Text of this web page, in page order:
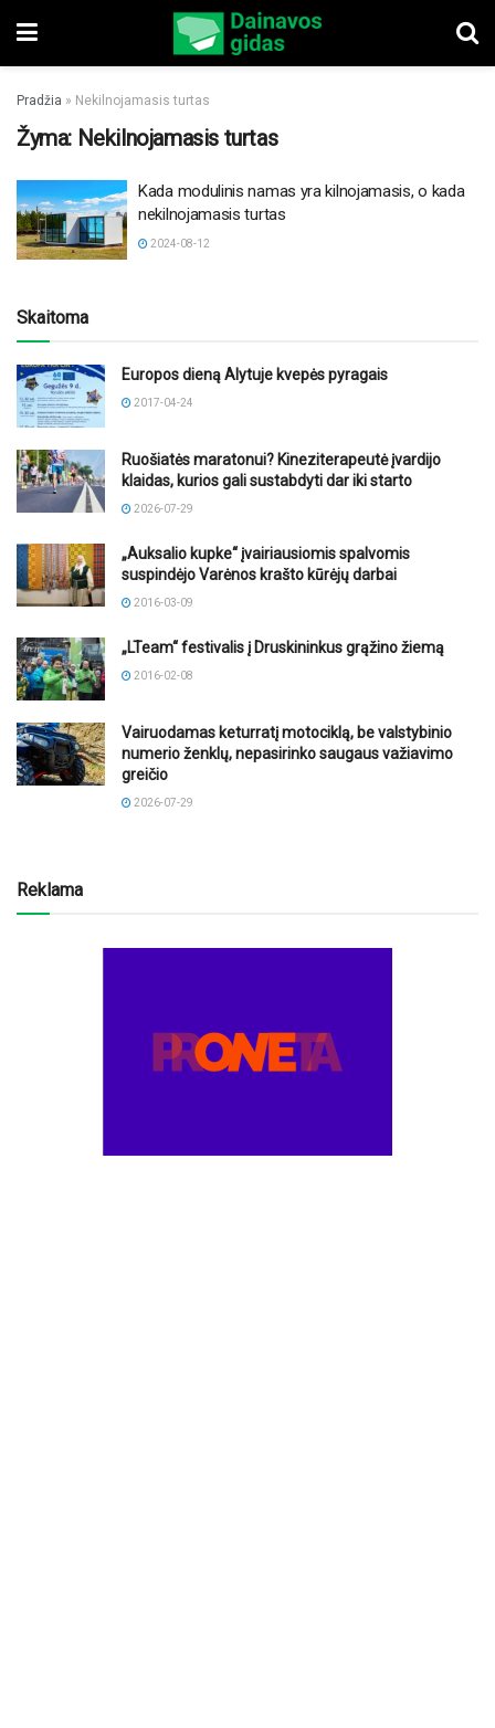
Pradžia » Nekilnojamasis turtas
Žyma: Nekilnojamasis turtas
Kada modulinis namas yra kilnojamasis, o kada
nekilnojamasis turtas
2024-08-12
Skaitoma
Europos dieną Alytuje kvepės pyragais
2017-04-24
Ruošiatės maratonui? Kineziterapeutė įvardijo
klaidas, kurios gali sustabdyti dar iki starto
2026-07-29
„Auksalio kupke“ įvairiausiomis spalvomis
suspindėjo Varėnos krašto kūrėjų darbai
2016-03-09
„LTeam“ festivalis į Druskininkus grąžino žiemą
2016-02-08
Vairuodamas keturratį motociklą, be valstybinio
numerio ženklų, nepasirinko saugaus važiavimo
greičio
2026-07-29
Reklama